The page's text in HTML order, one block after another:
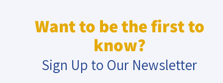
Want to be the first to
know?
Sign Up to Our Newsletter